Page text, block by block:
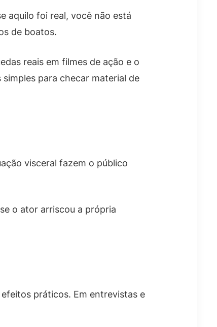
aquilo foi real, você não está
de boatos.
reais em filmes de ação e o
para checar material de
visceral fazem o público
o ator arriscou a própria
práticos. Em entrevistas e